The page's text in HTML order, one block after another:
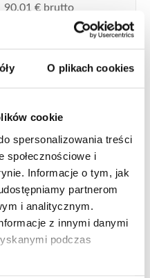
O plikach cookies
cookie
spersonalizowania treści
społecznościowe i
Informacje o tym, jak
partnerom
i analitycznym.
z innymi danymi
podczas
90,01 € brutto
ZOBACZ SZCZEGÓŁY
PALNIK DEKARSKI DO PAPY
STAINLESS STEEL’ EXPRESS
50SL400
82,56€ netto
99,07€brutto
nr kat.:50SL400